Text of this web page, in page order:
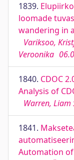
1839.
loomade
wandering in
Variksoo,
Veroonika
1840. CDOC
Analysis of
Warren, Liam
1841.
Automation